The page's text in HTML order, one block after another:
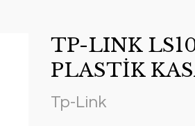
TP-LINK
PLASTİK
Tp-Link